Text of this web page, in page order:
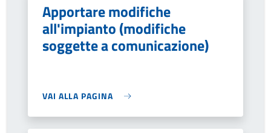
Apportare modifiche
all'impianto (modifiche
soggette a comunicazione)
VAI ALLA PAGINA